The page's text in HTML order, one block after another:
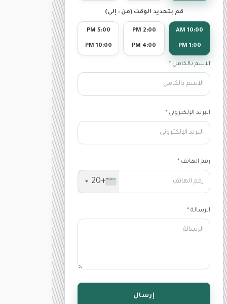
قم بتحديد الوقت (من : إلى)
10:00 AM
1:00 PM
2:00 PM
4:00 PM
5:00 PM
10:00 PM
الاسم بالكامل *
البريد الإلكترونى *
رقم الهاتف *
+20
الرسالة *
إرسال